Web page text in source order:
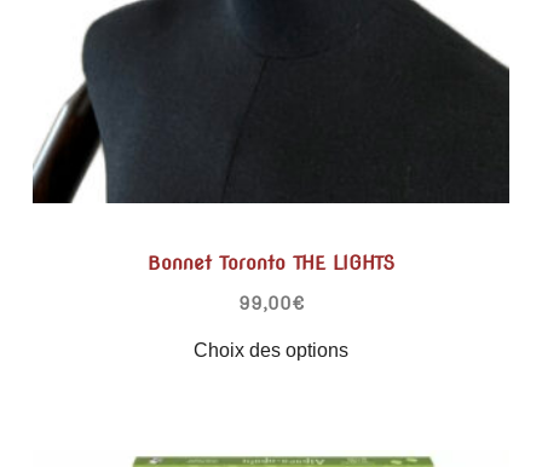
Bonnet Toronto THE LIGHTS
99,00€
Choix des options